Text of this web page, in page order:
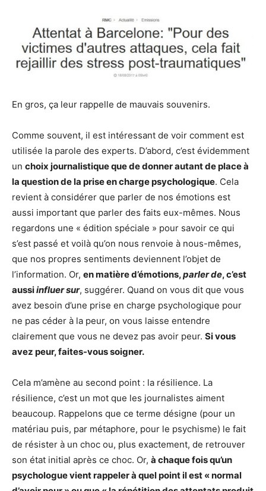
En gros, ça leur rappelle de mauvais souvenirs.
Comme souvent, il est intéressant de voir comment est
utilisée la parole des experts. D’abord, c’est évidemment
un choix journalistique que de donner autant de place à
la question de la prise en charge psychologique. Cela
revient à considérer que parler de nos émotions est
aussi important que parler des faits eux-mêmes. Nous
regardons une « édition spéciale » pour savoir ce qui
s’est passé et voilà qu’on nous renvoie à nous-mêmes,
que nos propres sentiments deviennent l’objet de
l’information. Or, en matière d’émotions,parler de, c’est
aussiinfluer sur, suggérer. Quand on vous dit que vous
avez besoin d’une prise en charge psychologique pour
ne pas céder à la peur, on vous laisse entendre
clairement que vous ne devez pas avoir peur. Si vous
avez peur, faites-vous soigner.
Cela m’amène au second point : la résilience. La
résilience, c’est un mot que les journalistes aiment
beaucoup. Rappelons que ce terme désigne (pour un
matériau puis, par métaphore, pour le psychisme) le fait
de résister à un choc ou, plus exactement, de retrouver
son état initial après ce choc. Or, à chaque fois qu’un
psychologue vient rappeler à quel point il est « normal